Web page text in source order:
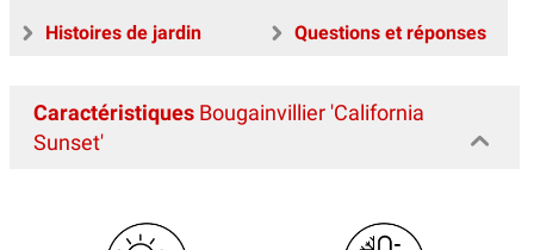
Histoires de jardin
Questions et réponses
Caractéristiques Bougainvillier 'California
Sunset'